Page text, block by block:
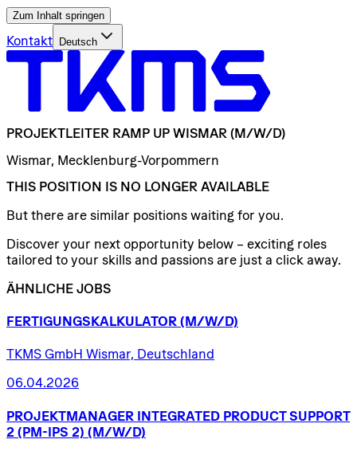
Zum Inhalt springen
Kontakt Deutsch
PROJEKTLEITER RAMP UP WISMAR (M/W/D)
Wismar, Mecklenburg-Vorpommern
THIS POSITION IS NO LONGER AVAILABLE
But there are similar positions waiting for you.
Discover your next opportunity below – exciting roles
tailored to your skills and passions are just a click away.
ÄHNLICHE JOBS
FERTIGUNGSKALKULATOR (M/W/D)
TKMS GmbH Wismar, Deutschland
06.04.2026
PROJEKTMANAGER INTEGRATED PRODUCT SUPPORT
2 (PM-IPS 2) (M/W/D)